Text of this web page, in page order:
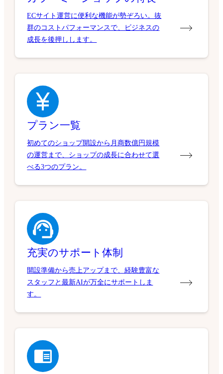
ECサイト運営に便利な機能が勢ぞろい。抜
群のコストパフォーマンスで、ビジネスの
成長を後押しします。
プラン一覧
初めてのショップ開設から月商数億円規模
の運営まで、ショップの成長に合わせて選
べる3つのプラン。
充実のサポート体制
開設準備から売上アップまで、経験豊富な
スタッフと最新AIが万全にサポートしま
す。